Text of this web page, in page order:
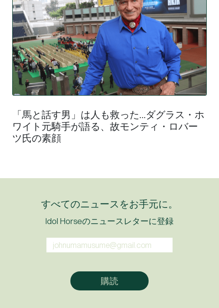
「馬と話す男」は人も救った…ダグラス・ホ
ワイト元騎手が語る、故モンティ・ロバー
ツ氏の素顔
すべてのニュースをお手元に。
Idol Horseのニュースレターに登録